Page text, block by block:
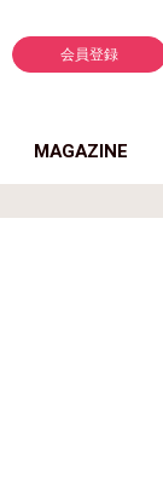
会員登録
MAGAZINE